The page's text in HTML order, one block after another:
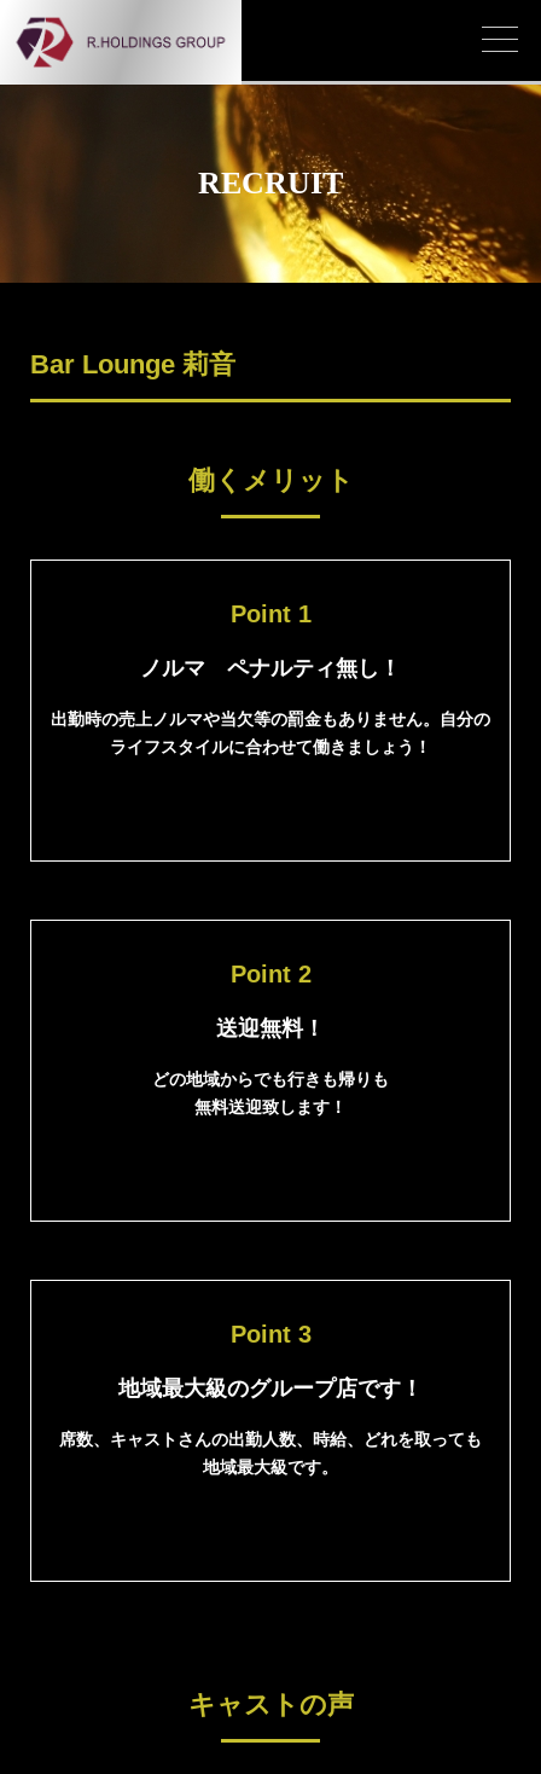
RECRUIT
Bar Lounge 莉音
働くメリット
Point 1
ノルマ ペナルティ無し！
出勤時の売上ノルマや当欠等の罰金もありません。自分の
ライフスタイルに合わせて働きましょう！
Point 2
送迎無料！
どの地域からでも行きも帰りも
無料送迎致します！
Point 3
地域最大級のグループ店です！
席数、キャストさんの出勤人数、時給、どれを取っても
地域最大級です。
キャストの声